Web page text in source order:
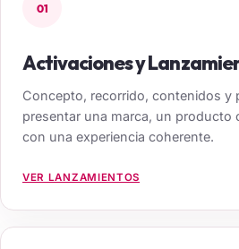
01
Activaciones y
Concepto, recorrido, contenidos y
presentar una marca, un producto
con una experiencia coherente.
VER LANZAMIENTOS